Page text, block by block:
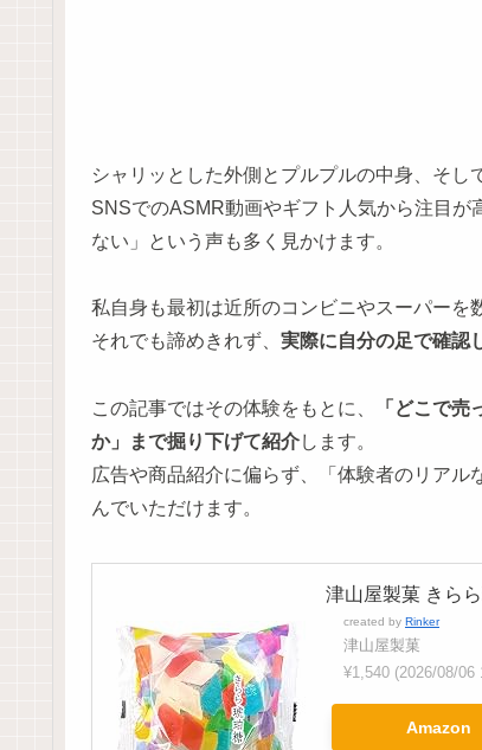
シャリッとした外側とプルプルの中身、そし
SNSでのASMR動画やギフト人気から注目
ない」という声も多く見かけます。
私自身も最初は近所のコンビニやスーパーを
それでも諦めきれず、 実際に自分の足で確認
この記事ではその体験をもとに、
「どこで
か」まで掘り下げて紹介します。
広告や商品紹介に偏らず、「体験者のリア
んでいただけます。
津山屋製菓 きら
created by Rinker
津山屋製菓
¥1,540 (2026/08/06
Amazon